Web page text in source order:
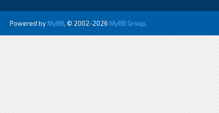
Powered by MyBB, © 2002-2026 MyBB Group.